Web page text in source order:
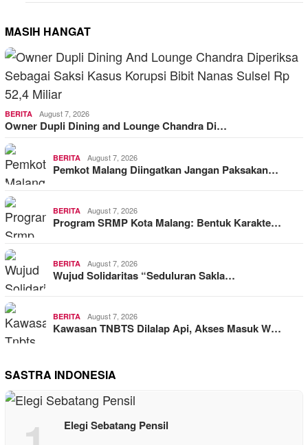
MASIH HANGAT
BERITA August 7, 2026
Owner Dupli Dining and Lounge Chandra Di…
BERITA August 7, 2026
Pemkot Malang Diingatkan Jangan Paksakan…
BERITA August 7, 2026
Program SRMP Kota Malang: Bentuk Karakte…
BERITA August 7, 2026
Wujud Solidaritas “Seduluran Sakla…
BERITA August 7, 2026
Kawasan TNBTS Dilalap Api, Akses Masuk W…
SASTRA INDONESIA
Elegi Sebatang Pensil